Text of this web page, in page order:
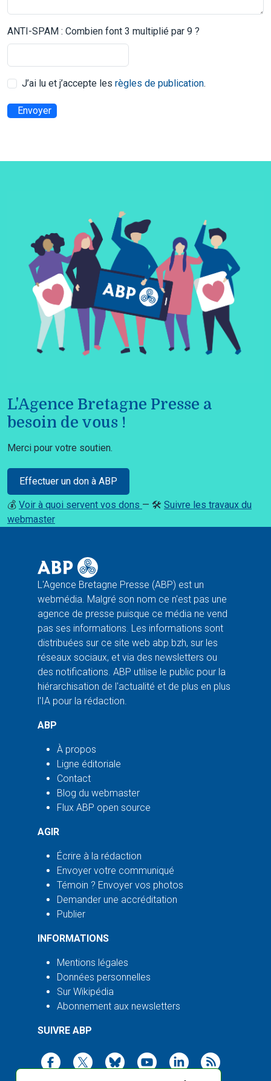
ANTI-SPAM : Combien font 3 multiplié par 9 ?
J’ai lu et j’accepte les règles de publication.
Envoyer
L'Agence Bretagne Presse a
besoin de vous !
Merci pour votre soutien.
Effectuer un don à ABP
💰 Voir à quoi servent vos dons — 🛠️ Suivre les travaux du
webmaster
L'Agence Bretagne Presse (ABP) est un
webmédia. Malgré son nom ce n'est pas une
agence de presse puisque ce média ne vend
pas ses informations. Les informations sont
distribuées sur ce site web abp.bzh, sur les
réseaux sociaux, et via des newsletters ou
des notifications. ABP utilise le public pour la
hiérarchisation de l'actualité et de plus en plus
l'IA pour la rédaction.
ABP
À propos
Ligne éditoriale
Contact
Blog du webmaster
Flux ABP open source
AGIR
Écrire à la rédaction
Envoyer votre communiqué
Témoin ? Envoyer vos photos
Demander une accréditation
Publier
INFORMATIONS
Mentions légales
Données personnelles
Sur Wikipédia
Abonnement aux newsletters
SUIVRE ABP